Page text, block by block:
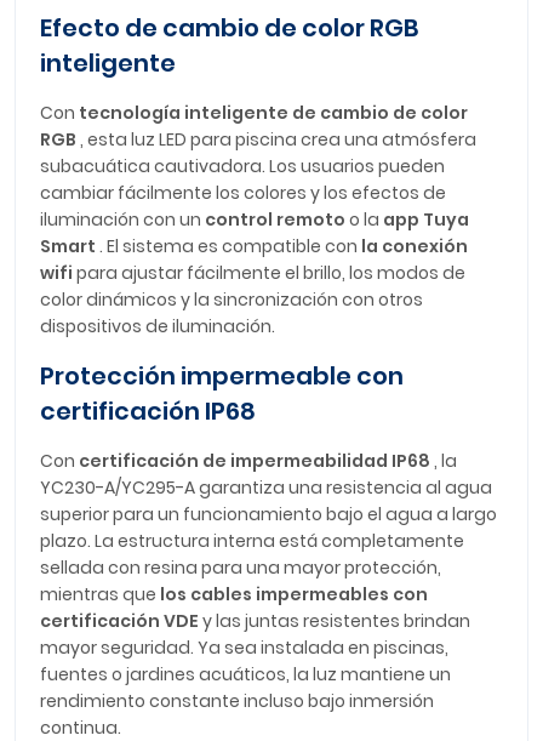
Efecto de cambio de color RGB
inteligente
Con tecnología inteligente de cambio de color
RGB , esta luz LED para piscina crea una atmósfera
subacuática cautivadora. Los usuarios pueden
cambiar fácilmente los colores y los efectos de
iluminación con un control remoto o la app Tuya
Smart . El sistema es compatible con la conexión
wifi para ajustar fácilmente el brillo, los modos de
color dinámicos y la sincronización con otros
dispositivos de iluminación.
Protección impermeable con
certificación IP68
Con certificación de impermeabilidad IP68 , la
YC230-A/YC295-A garantiza una resistencia al agua
superior para un funcionamiento bajo el agua a largo
plazo. La estructura interna está completamente
sellada con resina para una mayor protección,
mientras que los cables impermeables con
certificación VDE y las juntas resistentes brindan
mayor seguridad. Ya sea instalada en piscinas,
fuentes o jardines acuáticos, la luz mantiene un
rendimiento constante incluso bajo inmersión
continua.